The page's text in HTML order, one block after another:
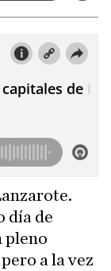
día de
pleno
a la vez